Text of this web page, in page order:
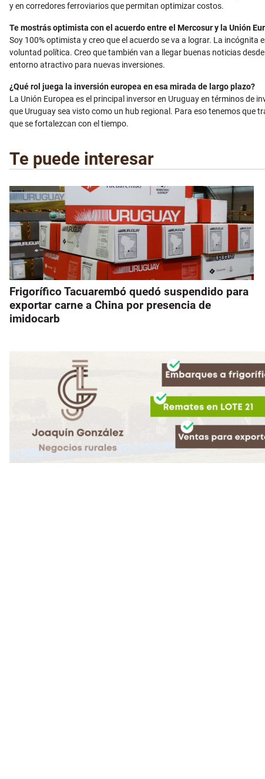
y en corredores ferroviarios que permitan optimizar costos.
Te mostrás optimista con el acuerdo entre el Mercosur y la Unión
Soy 100% optimista y creo que el acuerdo se va a lograr. La
voluntad política. Creo que también van a llegar buenas noticias
entorno atractivo para nuevas inversiones.
¿Qué rol juega la inversión europea en esa mirada de largo plazo?
La Unión Europea es el principal inversor en Uruguay en términos de
que Uruguay sea visto como un hub regional. Para eso tenemos que
que se fortalezcan con el tiempo.
Te puede interesar
Frigorífico Tacuarembó quedó suspendido para
exportar carne a China por presencia de
imidocarb